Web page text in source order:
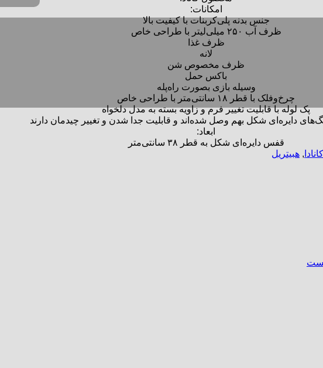
امکانات:
جنس بدنه پلی‌کربنات با کیفیت بالا
ظرف آب ۲۵۰ میلی‌لیتر با طراحی خاص
ظرف غذا
لانه
ظرف مخصوص شن
باکس حمل
وسیله بازی بصورت راه‌پله
چرخ‌وفلک با قطر ۱۸ سانتی‌متر با طراحی خاص
پک لوله با قابلیت تغییر فرم و زاویه بسته به مدل دلخواه
دایره‌ای شکل بهم وصل شده‌اند و قابلیت جدا شدن و تغییر چیدمان دارند
ابعاد:
قفس دایره‌ای شکل به قطر ۳۸ سانتی‌متر
کانادا , هبیتریل